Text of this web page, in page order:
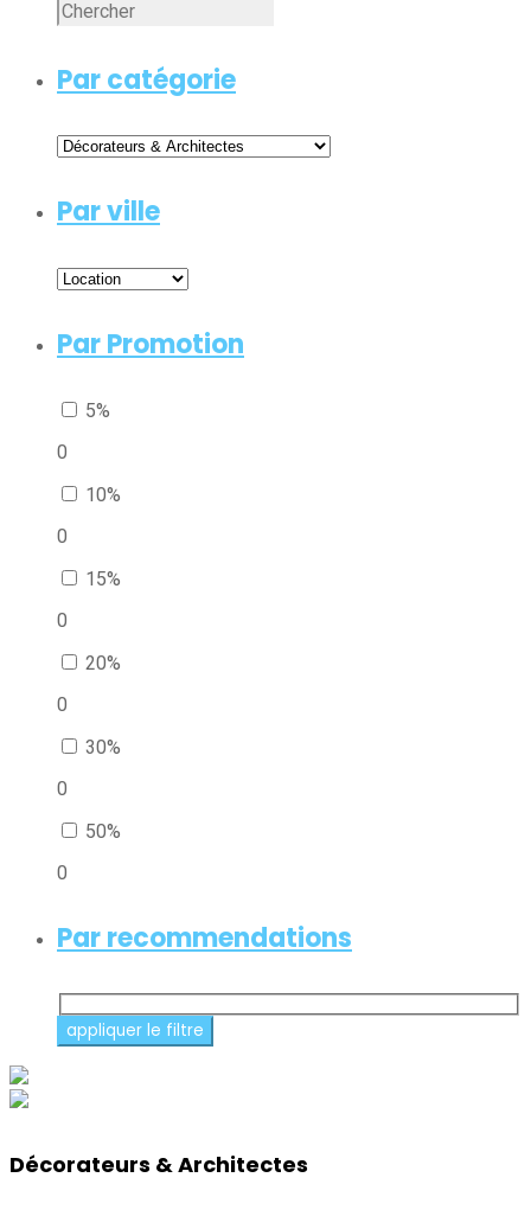
Par catégorie
Par ville
Par Promotion
5%
0
10%
0
15%
0
20%
0
30%
0
50%
0
Par recommendations
Décorateurs & Architectes